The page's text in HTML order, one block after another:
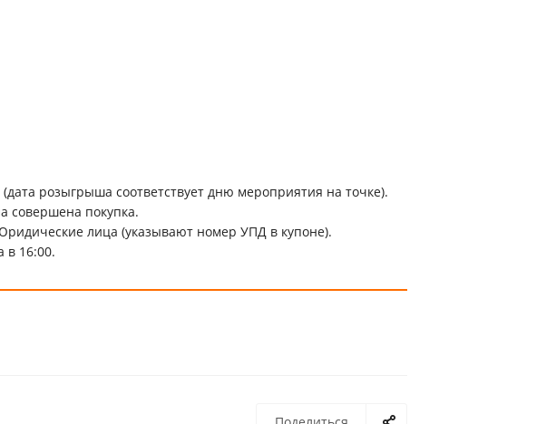
розыгрыша соответствует дню мероприятия на точке).
совершена покупка.
лица (указывают номер УПД в купоне).
в 16:00.